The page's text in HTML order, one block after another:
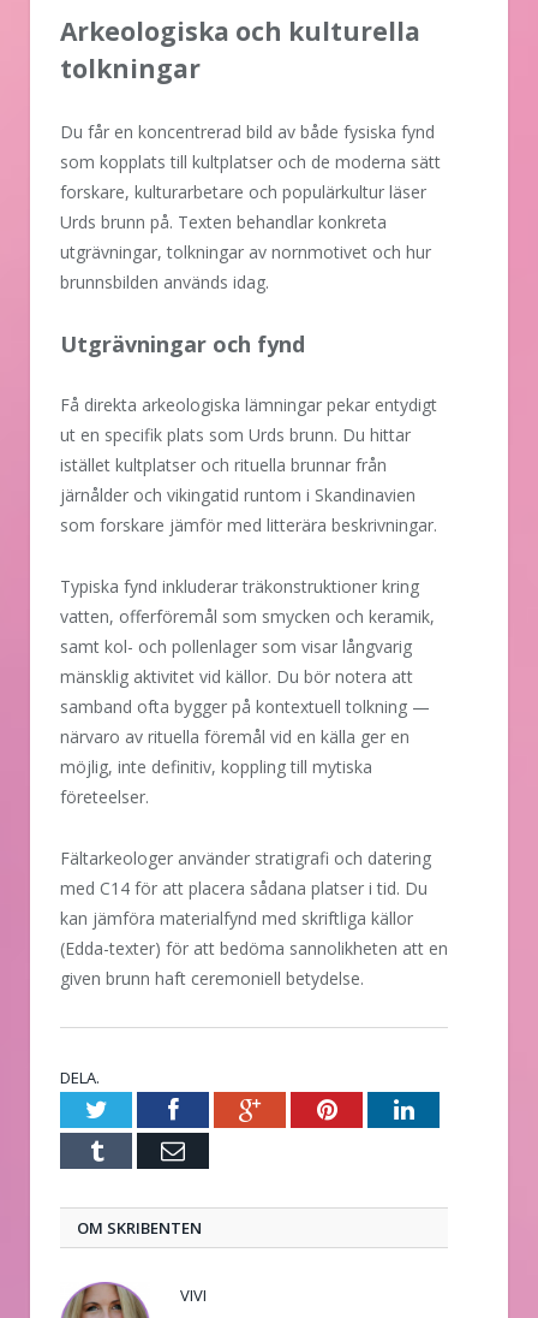
Arkeologiska och kulturella
tolkningar
Du får en koncentrerad bild av både fysiska fynd
som kopplats till kultplatser och de moderna sätt
forskare, kulturarbetare och populärkultur läser
Urds brunn på. Texten behandlar konkreta
utgrävningar, tolkningar av nornmotivet och hur
brunnsbilden används idag.
Utgrävningar och fynd
Få direkta arkeologiska lämningar pekar entydigt
ut en specifik plats som Urds brunn. Du hittar
istället kultplatser och rituella brunnar från
järnålder och vikingatid runtom i Skandinavien
som forskare jämför med litterära beskrivningar.
Typiska fynd inkluderar träkonstruktioner kring
vatten, offerföremål som smycken och keramik,
samt kol- och pollenlager som visar långvarig
mänsklig aktivitet vid källor. Du bör notera att
samband ofta bygger på kontextuell tolkning —
närvaro av rituella föremål vid en källa ger en
möjlig, inte definitiv, koppling till mytiska
företeelser.
Fältarkeologer använder stratigrafi och datering
med C14 för att placera sådana platser i tid. Du
kan jämföra materialfynd med skriftliga källor
(Edda-texter) för att bedöma sannolikheten att en
given brunn haft ceremoniell betydelse.
DELA.
TwitterFacebookGoogle+PinterestLinkedIn
Tumblr E-
OM SKRIBENTEN
VIVI